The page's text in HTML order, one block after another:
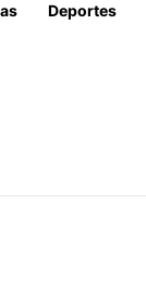
Deportes